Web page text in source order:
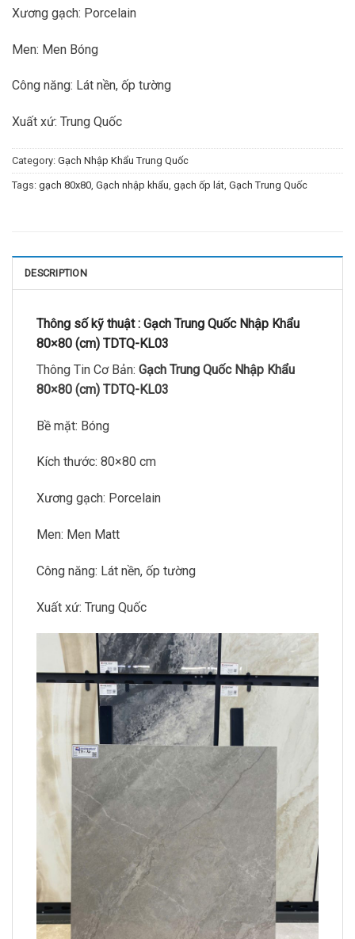
Xương gạch: Porcelain
Men: Men Bóng
Công năng: Lát nền, ốp tường
Xuất xứ: Trung Quốc
Category: Gạch Nhập Khẩu Trung Quốc
Tags: gạch 80x80, Gạch nhập khẩu, gạch ốp lát, Gạch Trung Quốc
DESCRIPTION
Thông số kỹ thuật : Gạch Trung Quốc Nhập Khẩu
80×80 (cm) TDTQ-KL03
Thông Tin Cơ Bản: Gạch Trung Quốc Nhập Khẩu
80×80 (cm) TDTQ-KL03
Bề mặt: Bóng
Kích thước: 80×80 cm
Xương gạch: Porcelain
Men: Men Matt
Công năng: Lát nền, ốp tường
Xuất xứ: Trung Quốc